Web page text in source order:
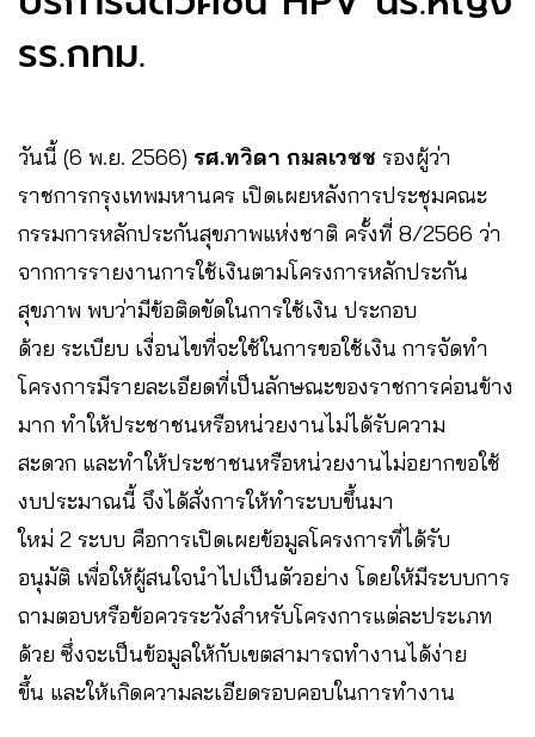
รร.กทม.
วันนี้ (6 พ.ย. 2566) รศ.ทวิดา กมลเวชช รองผู้ว่า
ราชการกรุงเทพมหานคร เปิดเผยหลังการประชุมคณะ
กรรมการหลักประกันสุขภาพแห่งชาติ ครั้งที่ 8/2566 ว่า
จากการรายงานการใช้เงินตามโครงการหลักประกัน
สุขภาพ พบว่ามีข้อติดขัดในการใช้เงิน ประกอบ
ด้วย ระเบียบ เงื่อนไขที่จะใช้ในการขอใช้เงิน การจัดทำ
โครงการมีรายละเอียดที่เป็นลักษณะของราชการค่อนข้าง
มาก ทำให้ประชาชนหรือหน่วยงานไม่ได้รับความ
สะดวก และทำให้ประชาชนหรือหน่วยงานไม่อยากขอใช้
งบประมาณนี้ จึงได้สั่งการให้ทำระบบขึ้นมา
ใหม่ 2 ระบบ คือการเปิดเผยข้อมูลโครงการที่ได้รับ
อนุมัติ เพื่อให้ผู้สนใจนำไปเป็นตัวอย่าง โดยให้มีระบบการ
ถามตอบหรือข้อควรระวังสำหรับโครงการแต่ละประเภท
ด้วย ซึ่งจะเป็นข้อมูลให้กับเขตสามารถทำงานได้ง่าย
ขึ้น และให้เกิดความละเอียดรอบคอบในการทำงาน